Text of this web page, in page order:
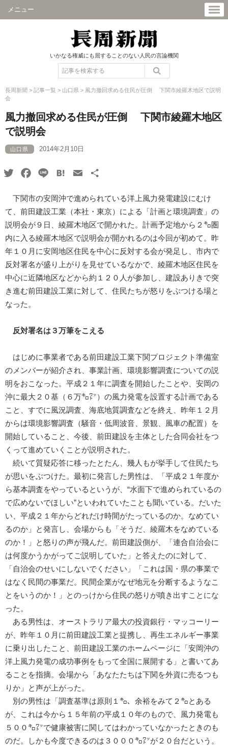
メニュー
いかなる権威にも屈することのない人民の言論機関
長周新聞 > 記事一覧 > 山口県 > 風力撤回求める住民が圧倒 下関市綾羅木地区で説明
会
風力撤回求める住民が圧倒 下関市綾羅木地区
で説明会
山口県 2014年2月10日
TwitterFacebook
Line HatenaEmail
下関市の安岡沖で進められている洋上風力発電建設にむけ
て、前田建設工業（本社・東京）による「計画と環境調査」の
説明会が９日、綾羅木地区で開かれた。計画予定地から２㌔圏
内に入る綾羅木地区で説明会が開かれるのは今回が初めて。昨
年１０月に安岡地区住民を中心に反対する会が発足し、市内で
反対署名が盛り上がりを見せているなかで、綾羅木地区住民を
中心に近隣地区などから約１２０人が参加し、建設ありきで突
き進む前田建設工業に対して、住民たちが怒りをぶつける場と
なった。
反対署名は３万筆をこえる
はじめに事業者である前田建設工業下関プロジェクト準備室
のメンバーが紹介され、事業計画、環境影響調査についての説
明をおこなった。平成２１年に調査を開始したことや、安岡の
沖に最大２０基（６万㌔㍗）の風力発電を設置する計画である
こと、すでに風況調査、海底地質調査などを終え、昨年１２月
からは環境影響調査（騒音・低周波音、景観、風車の配置）を
開始していること、今後、前田建設を主体とした合同会社をつ
くって進めていくことが説明された。
続いて質疑応答に移ったとたん、幾人もが挙手して住民たち
が思いをぶつけた。最初に発言した男性は、「平成２１年度か
ら基本調査をやっているというが、“水面下で進められているの
で広めないでほしい”といわれていたことも聞いている。だいた
い、平成２１年からどれだけ時間がたっているのか。なめてい
るのか」と発言し、会場からも「そうだ、綾羅木をなめている
のか！」と怒りの声が飛んだ。前田建設側が、「連合自治会に
は何度かうかがってご説明していた」と答えたのに対して、
「自治会のせいにしないでください」「これは国・県の事業で
はなく民間の事業だ。民間企業がなぜ地元を分断するようなこ
とをいうのか！」とのっけから住民の怒りが噴き出すことにな
った。
ある男性は、オーストラリア最大の投資銀行・マッコーリー
が、昨年１０月に前田建設工業と提携し、再生エネルギー事業
に乗り出したこと、前田建設工業のホームページに「安岡沖の
洋上風力発電の成功事例をもって全国に展開する」と書いてあ
ることを指摘。会場から「あなたたちは下関を外資に売るつも
りか」と声が上がった。
別の男性は「調査基準は原則１㌔、余裕をみて２㌔とある
が、これは今から１５年前の平成１０年のもので、風力発電も
５００㌔㍗で健康被害に関してはわかっていなかったときのも
のだ。しかも今度できるのは３０００㌔㍗が２０台だという。